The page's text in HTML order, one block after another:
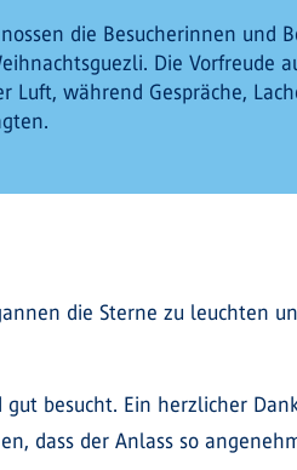
die Besucherinnen und
Die Vorfreude
Luft, während Gespräche,
die Sterne zu leuchten
besucht. Ein herzlicher
dass der Anlass so